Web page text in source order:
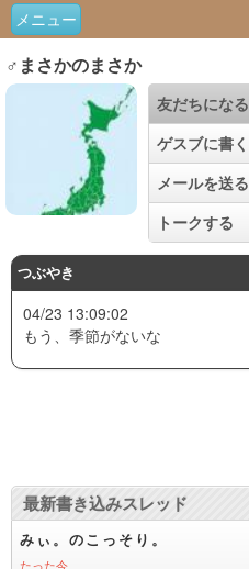
メニュー
♂まさかのまさか
友だちになる
ゲスブに書く
メールを送る
トークする
つぶやき
04/23 13:09:02
もう、季節がないな